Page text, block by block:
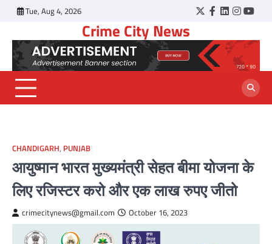
Tue, Aug 4, 2026 Twitter
Facebook
LinkedIn
Crime City News
CHANDIGARH, PUNJAB
आयुष्मान भारत मुख्यमंत्री सेहत बीमा योजना के
लिए रजिस्टर करो और एक लाख रुपए जीतो
crimecitynews@gmail.com October 16, 2023